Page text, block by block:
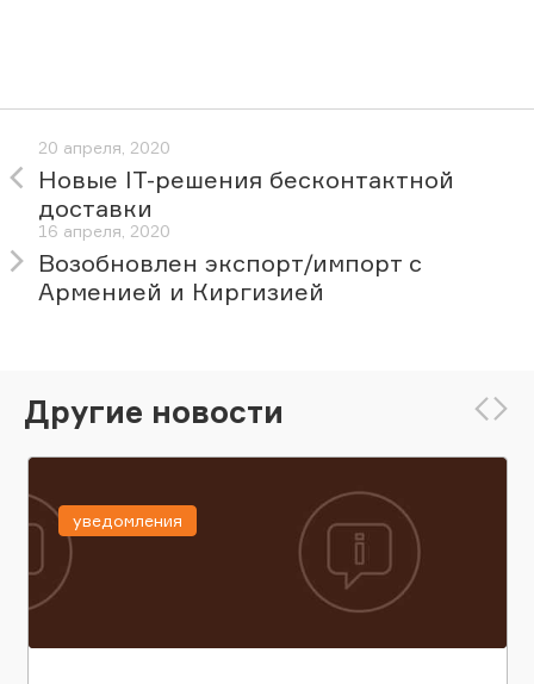
20 апреля, 2020
Новые IT-решения бесконтактной
доставки
16 апреля, 2020
Возобновлен экспорт/импорт с
Арменией и Киргизией
Другие новости
уведомления